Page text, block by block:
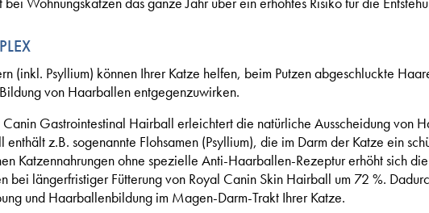
(inkl. Psyllium) können Ihrer Katze helfen, beim Putzen abgeschluckte
von Haarballen entgegenzuwirken.
Gastrointestinal Hairball erleichtert die natürliche Ausscheidung von
z.B. sogenannte Flohsamen (Psyllium), die im Darm der Katze ein
Katzennahrungen ohne spezielle Anti-Haarballen-Rezeptur erhöht sich
bei längerfristiger Fütterung von Royal Canin Skin Hairball um 72 %.
und Haarballenbildung im Magen-Darm-Trakt Ihrer Katze.